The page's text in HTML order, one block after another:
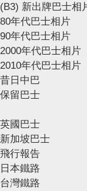
(B3) 新出牌巴士相
80年代巴士相片
90年代巴士相片
2000年代巴士相片
2010年代巴士相片
昔日中巴
保留巴士
英國巴士
新加坡巴士
飛行報告
日本鐵路
台灣鐵路